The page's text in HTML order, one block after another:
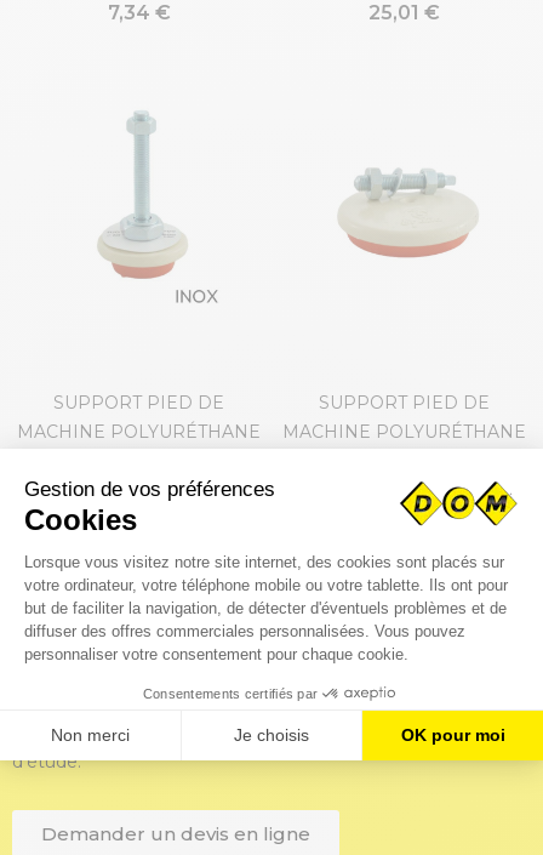
7,34 € 25,01 €
SUPPORT PIED DE
MACHINE POLYURÉTHANE
49,28 €
SUPPORT PIED DE
MACHINE POLYURÉTHANE
17,67 €
Vous avez besoin de pièces
spécifiques ?
Téléchargez immédiatement vos fichiers CAO pour un
traitement rapide de votre demande par notre bureau
d’étude.
Demander un devis en ligne